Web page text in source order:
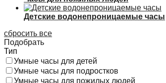
Детские водонепроницаемые часы
сбросить все
Подобрать
Тип
Умные часы для детей
Умные часы для подростков
Умные часы для пожилых людей